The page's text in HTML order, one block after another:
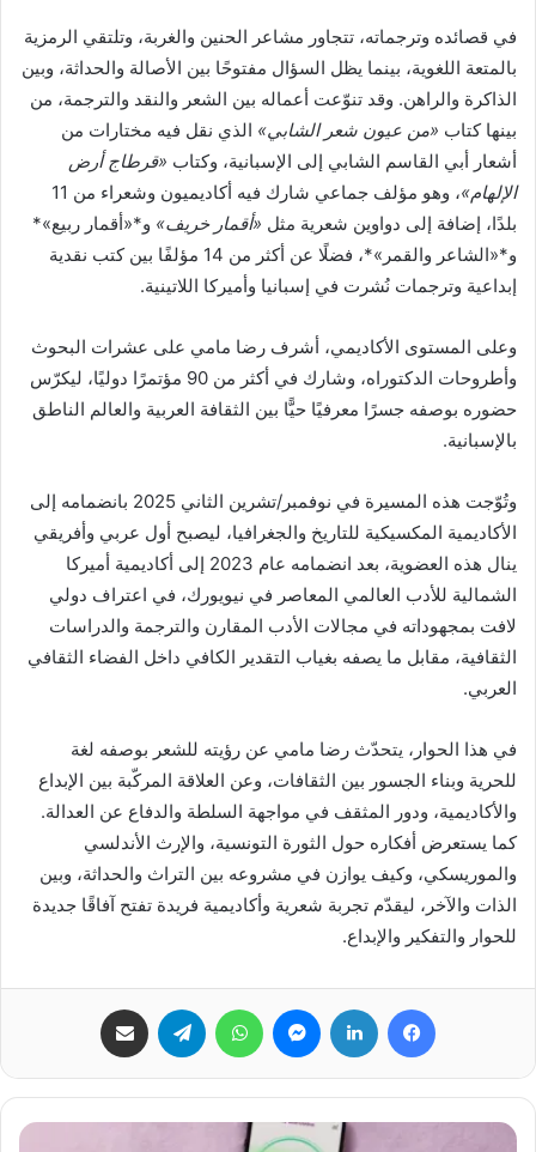
في قصائده وترجماته، تتجاور مشاعر الحنين والغربة، وتلتقي الرمزية
بالمتعة اللغوية، بينما يظل السؤال مفتوحًا بين الأصالة والحداثة، وبين
الذاكرة والراهن. وقد تنوّعت أعماله بين الشعر والنقد والترجمة، من
بينها كتاب «من عيون شعر الشابي» الذي نقل فيه مختارات من
أشعار أبي القاسم الشابي إلى الإسبانية، وكتاب «قرطاج أرض
الإلهام»
، وهو مؤلف جماعي شارك فيه أكاديميون وشعراء من 11
بلدًا، إضافة إلى دواوين شعرية مثل «أقمار خريف» و*«أقمار ربيع»*
و*«الشاعر والقمر»*، فضلًا عن أكثر من 14 مؤلفًا بين كتب نقدية
إبداعية وترجمات نُشرت في إسبانيا وأميركا اللاتينية.
وعلى المستوى الأكاديمي، أشرف رضا مامي على عشرات البحوث
وأطروحات الدكتوراه، وشارك في أكثر من 90 مؤتمرًا دوليًا، ليكرّس
حضوره بوصفه جسرًا معرفيًا حيًّا بين الثقافة العربية والعالم الناطق
بالإسبانية.
وتُوّجت هذه المسيرة في نوفمبر/تشرين الثاني 2025 بانضمامه إلى
الأكاديمية المكسيكية للتاريخ والجغرافيا، ليصبح أول عربي وأفريقي
ينال هذه العضوية، بعد انضمامه عام 2023 إلى أكاديمية أميركا
الشمالية للأدب العالمي المعاصر في نيويورك، في اعتراف دولي
لافت بمجهوداته في مجالات الأدب المقارن والترجمة والدراسات
الثقافية، مقابل ما يصفه بغياب التقدير الكافي داخل الفضاء الثقافي
العربي.
في هذا الحوار، يتحدّث رضا مامي عن رؤيته للشعر بوصفه لغة
للحرية وبناء الجسور بين الثقافات، وعن العلاقة المركّبة بين الإبداع
والأكاديمية، ودور المثقف في مواجهة السلطة والدفاع عن العدالة.
كما يستعرض أفكاره حول الثورة التونسية، والإرث الأندلسي
والموريسكي، وكيف يوازن في مشروعه بين التراث والحداثة، وبين
الذات والآخر، ليقدّم تجربة شعرية وأكاديمية فريدة تفتح آفاقًا جديدة
للحوار والتفكير والإبداع.
فيسبوك لينكدإن ماسنجر واتساب تيلقرام